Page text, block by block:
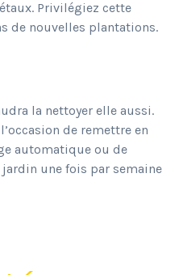
Privilégiez cette
de nouvelles plantations.
la nettoyer elle aussi.
de remettre en
automatique ou de
une fois par semaine